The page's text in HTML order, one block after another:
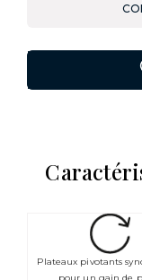
Plateaux pivotants
pour un gain de